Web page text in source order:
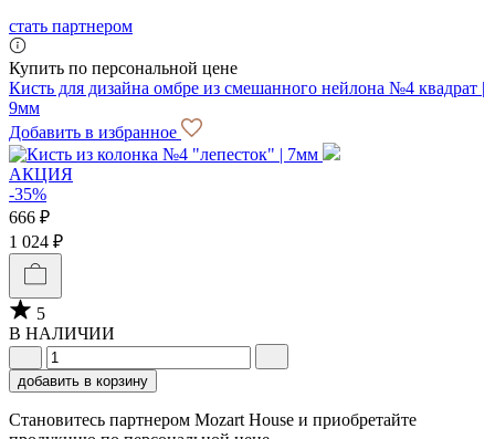
стать партнером
Купить по персональной цене
Кисть для дизайна омбре из смешанного нейлона №4 квадрат |
9мм
Добавить в избранное
АКЦИЯ
-35%
666 ₽
1 024 ₽
5
В НАЛИЧИИ
добавить в корзину
Становитесь партнером Mozart House и приобретайте